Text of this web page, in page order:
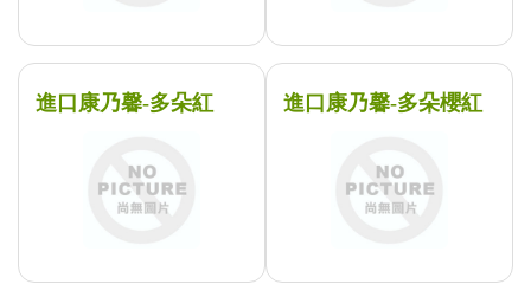
進口康乃馨-多朵紅 進口康乃馨-多朵櫻紅